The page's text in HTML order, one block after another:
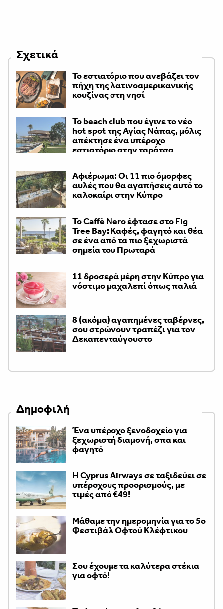
Σχετικά
Το εστιατόριο που ανεβάζει τον
πήχη της λατινοαμερικανικής
κουζίνας στη νησί
Το beach club που έγινε το νέο
hot spot της Αγίας Νάπας, μόλις
απέκτησε ένα υπέροχο
εστιατόριο στην ταράτσα
Αφιέρωμα: Οι 11 πιο όμορφες
αυλές που θα αγαπήσεις αυτό το
καλοκαίρι στην Κύπρο
Το Caffè Nero έφτασε στο Fig
Tree Bay: Καφές, φαγητό και θέα
σε ένα από τα πιο ξεχωριστά
σημεία του Πρωταρά
11 δροσερά μέρη στην Κύπρο για
νόστιμο μαχαλεπί όπως παλιά
8 (ακόμα) αγαπημένες ταβέρνες,
σου στρώνουν τραπέζι για τον
Δεκαπενταύγουστο
Δημοφιλή
Ένα υπέροχο ξενοδοχείο για
ξεχωριστή διαμονή, σπα και
φαγητό
H Cyprus Airways σε ταξιδεύει σε
υπέροχους προορισμούς, με
τιμές από €49!
Μάθαμε την ημερομηνία για το 5ο
Φεστιβάλ Οφτού Κλέφτικου
Σου έχουμε τα καλύτερα στέκια
για οφτό!